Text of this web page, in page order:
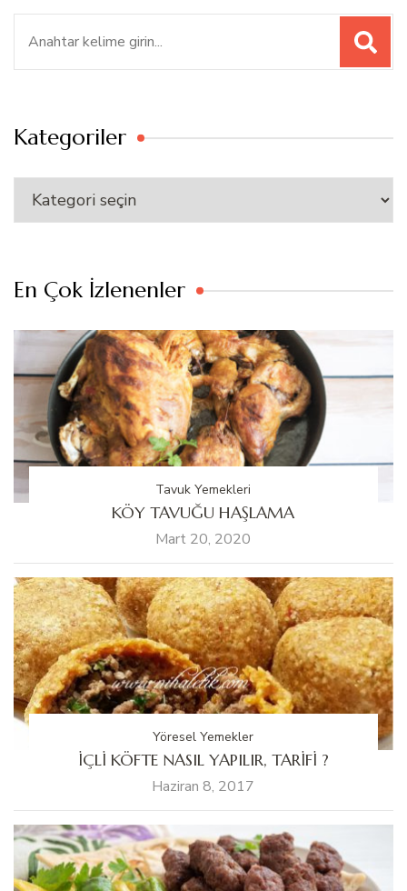
Kategoriler
Kategoriler
En Çok İzlenenler
Tavuk Yemekleri
KÖY TAVUĞU HAŞLAMA
Mart 20, 2020
Yöresel Yemekler
İÇLİ KÖFTE NASIL YAPILIR, TARİFİ ?
Haziran 8, 2017